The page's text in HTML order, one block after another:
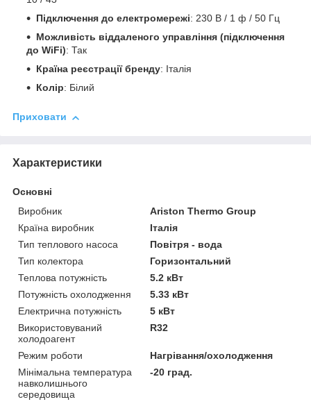
Підключення до електромережі: 230 В / 1 ф / 50 Гц
Можливість віддаленого управління (підключення
до WiFi): Так
Країна реєстрації бренду: Італія
Колір: Білий
Приховати
Характеристики
Основні
Виробник
Ariston Thermo Group
Країна виробник
Італія
Тип теплового насоса
Повітря - вода
Тип колектора
Горизонтальний
Теплова потужність
5.2 кВт
Потужність охолодження
5.33 кВт
Електрична потужність
5 кВт
Використовуваний
холодоагент
R32
Режим роботи
Нагрівання/охолодження
Мінімальна температура
навколишнього
середовища
-20 град.